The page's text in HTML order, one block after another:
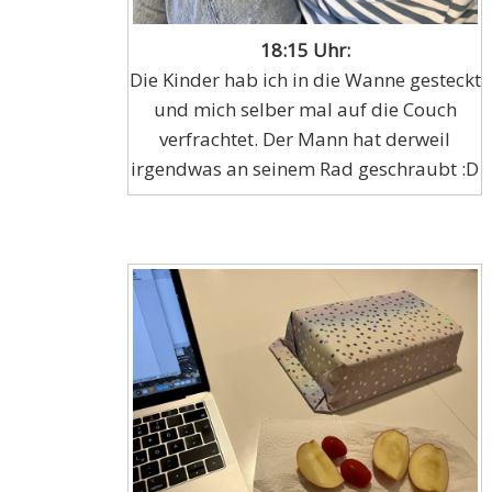
18:15 Uhr:
Die Kinder hab ich in die Wanne gesteckt
und mich selber mal auf die Couch
verfrachtet. Der Mann hat derweil
irgendwas an seinem Rad geschraubt :D